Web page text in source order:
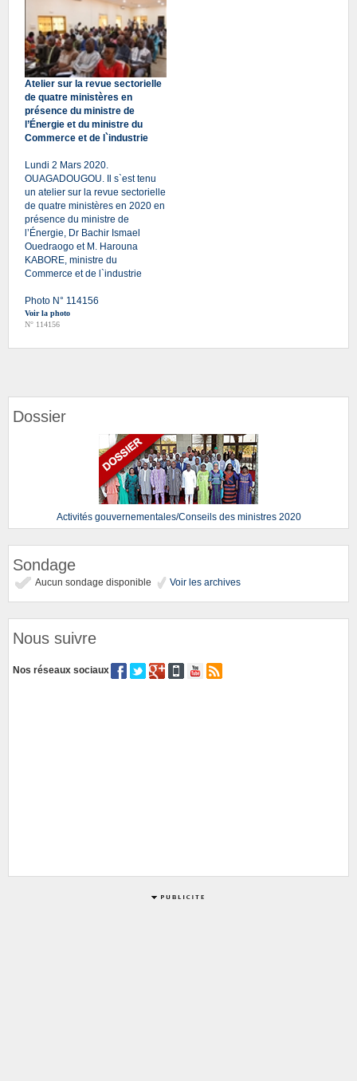
Atelier sur la revue sectorielle
de quatre ministères en
présence du ministre de
l’Énergie et du ministre du
Commerce et de l`industrie
Lundi 2 Mars 2020.
OUAGADOUGOU. Il s`est tenu
un atelier sur la revue sectorielle
de quatre ministères en 2020 en
présence du ministre de
l’Énergie, Dr Bachir Ismael
Ouedraogo et M. Harouna
KABORE, ministre du
Commerce et de l`industrie
Photo N° 114156
Voir la photo
N° 114156
Dossier
Activités gouvernementales/Conseils des ministres 2020
Sondage
Aucun sondage disponible Voir les archives
Nous suivre
Nos réseaux sociaux